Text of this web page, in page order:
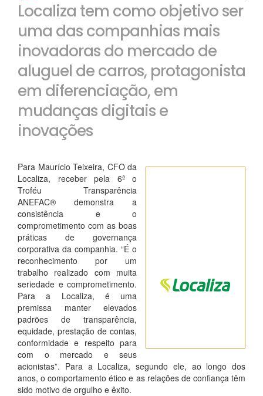
Localiza tem como objetivo ser
uma das companhias mais
inovadoras do mercado de
aluguel de carros, protagonista
em diferenciação, em
mudanças digitais e
inovações
Para Maurício Teixeira, CFO da
Localiza, receber pela 6ª o
Troféu Transparência
ANEFAC® demonstra a
consistência e o
comprometimento com as boas
práticas de governança
corporativa da companhia. “É o
reconhecimento por um
trabalho realizado com muita
seriedade e comprometimento.
Para a Localiza, é uma
premissa manter elevados
padrões de transparência,
equidade, prestação de contas,
conformidade e respeito para
com o mercado e seus
acionistas”. Para a Localiza, segundo ele, ao longo dos
anos, o comportamento ético e as relações de confiança têm
sido motivo de orgulho e êxito.